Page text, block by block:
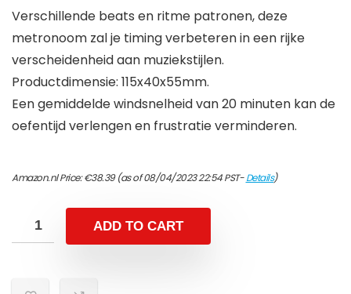
Verschillende beats en ritme patronen, deze
metronoom zal je timing verbeteren in een rijke
verscheidenheid aan muziekstijlen.
Productdimensie: 115x40x55mm.
Een gemiddelde windsnelheid van 20 minuten kan de
oefentijd verlengen en frustratie verminderen.
Amazon.nl Price:€38.39(as of 08/04/2023 22:54 PST-Details)
ADD TO CART